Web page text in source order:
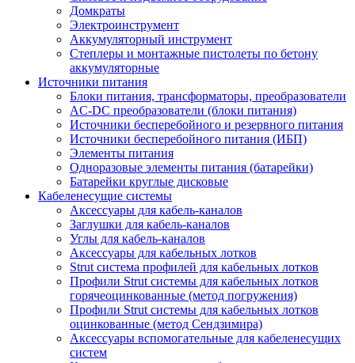
Домкраты
Электроинструмент
Аккумуляторный инструмент
Степлеры и монтажные пистолеты по бетону
аккумуляторные
Источники питания
Блоки питания, трансформаторы, преобразователи
AC-DC преобразователи (блоки питания)
Источники бесперебойного и резервного питания
Источники бесперебойного питания (ИБП)
Элементы питания
Одноразовые элементы питания (батарейки)
Батарейки круглые дисковые
Кабеленесущие системы
Аксессуары для кабель-каналов
Заглушки для кабель-каналов
Углы для кабель-каналов
Аксессуары для кабельных лотков
Strut система профилей для кабельных лотков
Профили Strut системы для кабельных лотков
горячеоцинкованные (метод погружения)
Профили Strut системы для кабельных лотков
оцинкованные (метод Сендзимира)
Аксессуары вспомогательные для кабеленесущих
систем